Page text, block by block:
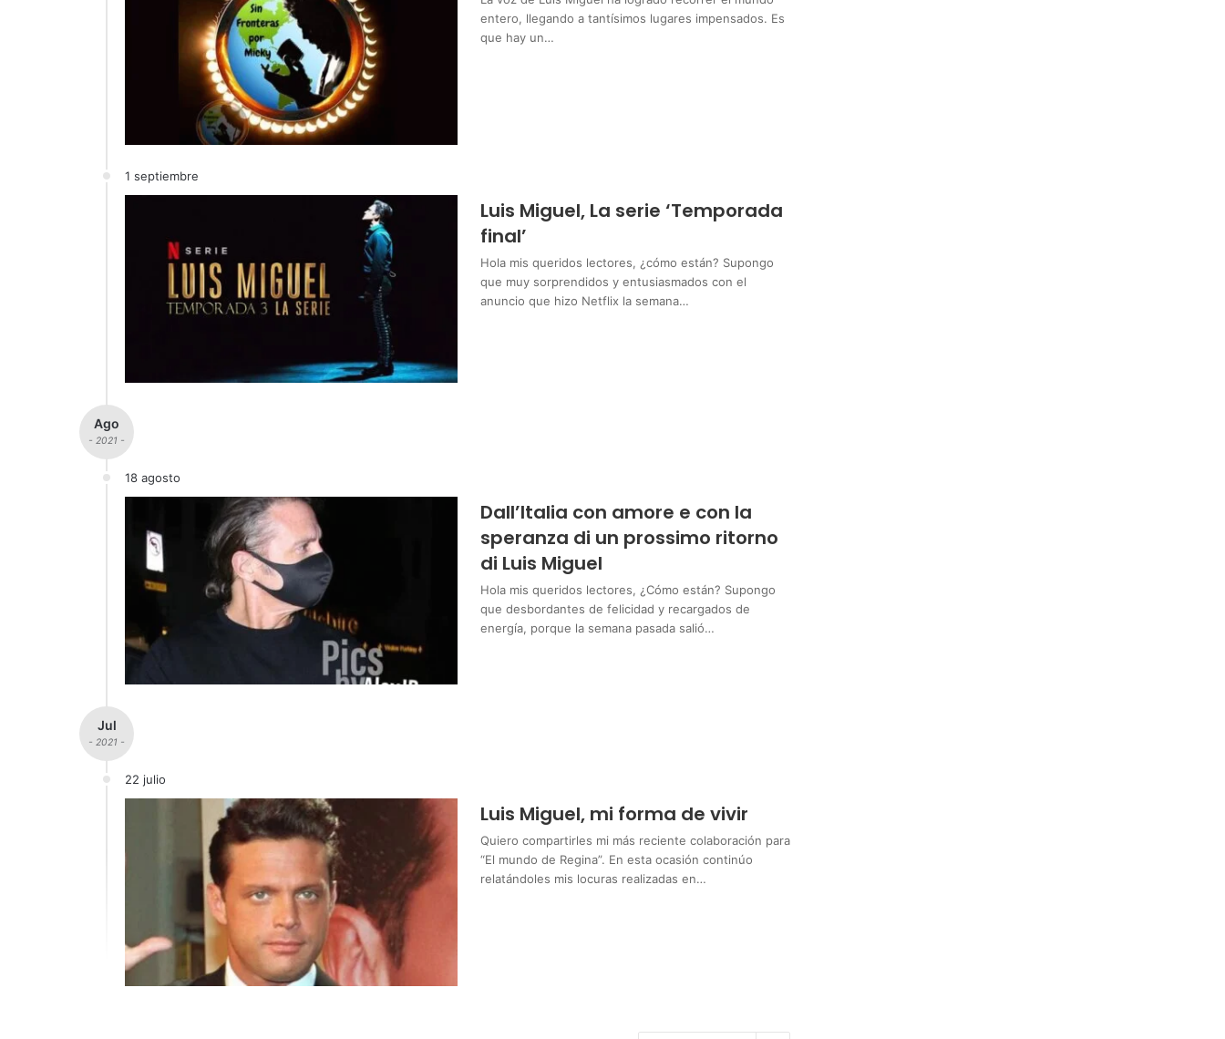
entero, llegando a tantísimos lugares impensados. Es
que hay un…
1 septiembre
Luis Miguel, La serie ‘Temporada
final’
Hola mis queridos lectores, ¿cómo están? Supongo
que muy sorprendidos y entusiasmados con el
anuncio que hizo Netflix la semana…
Ago
- 2021 -
18 agosto
Dall’Italia con amore e con la
speranza di un prossimo ritorno
di Luis Miguel
Hola mis queridos lectores, ¿Cómo están? Supongo
que desbordantes de felicidad y recargados de
energía, porque la semana pasada salió…
Jul
- 2021 -
22 julio
Luis Miguel, mi forma de vivir
Quiero compartirles mi más reciente colaboración para
“El mundo de Regina”. En esta ocasión continúo
relatándoles mis locuras realizadas en…